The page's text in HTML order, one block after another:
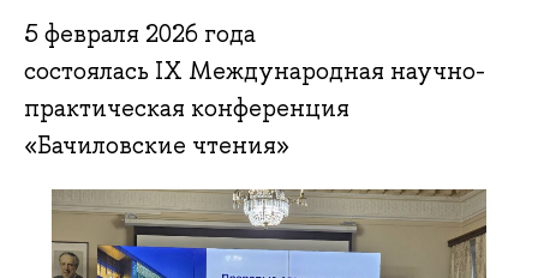
5 февраля 2026 года
состоялась IX Международная научно-
практическая конференция
«Бачиловские чтения»